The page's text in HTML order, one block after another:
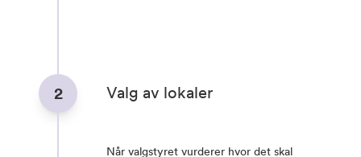
2 Valg av lokaler
Når valgstyret vurderer hvor det skal